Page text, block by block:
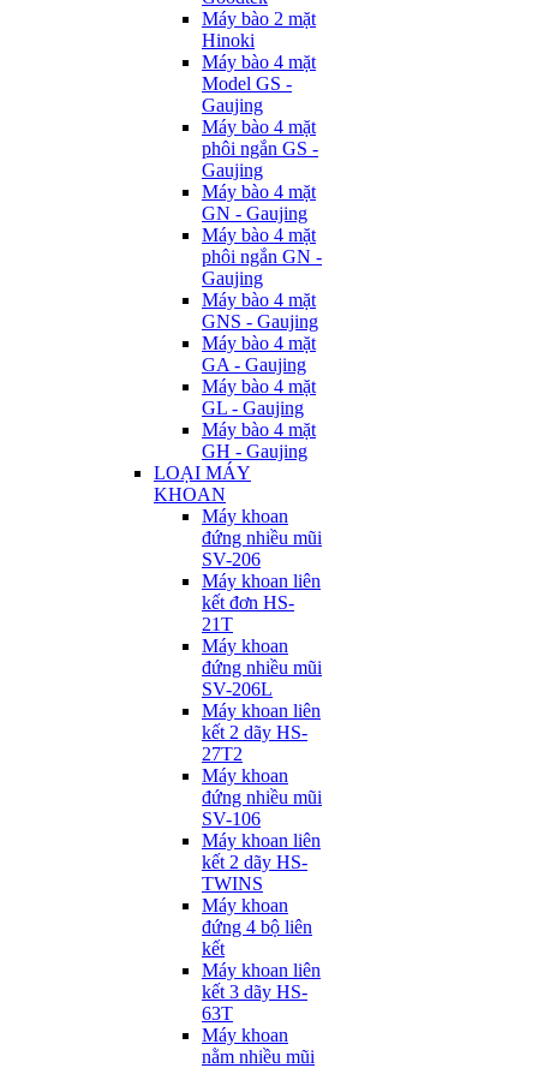
Máy bào 2 mặt
Hinoki
Máy bào 4 mặt
Model GS -
Gaujing
Máy bào 4 mặt
phôi ngắn GS -
Gaujing
Máy bào 4 mặt
GN - Gaujing
Máy bào 4 mặt
phôi ngắn GN -
Gaujing
Máy bào 4 mặt
GNS - Gaujing
Máy bào 4 mặt
GA - Gaujing
Máy bào 4 mặt
GL - Gaujing
Máy bào 4 mặt
GH - Gaujing
LOẠI MÁY
KHOAN
Máy khoan
đứng nhiều mũi
SV-206
Máy khoan liên
kết đơn HS-
21T
Máy khoan
đứng nhiều mũi
SV-206L
Máy khoan liên
kết 2 dãy HS-
27T2
Máy khoan
đứng nhiều mũi
SV-106
Máy khoan liên
kết 2 dãy HS-
TWINS
Máy khoan
đứng 4 bộ liên
kết
Máy khoan liên
kết 3 dãy HS-
63T
Máy khoan
nằm nhiều mũi